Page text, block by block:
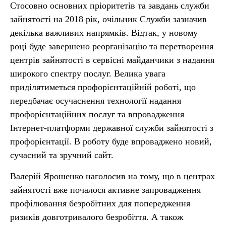
Стосовно основних пріоритетів та завдань служби
зайнятості на 2018 рік, очільник Служби зазначив
декілька важливих напрямків. Відтак, у новому
році буде завершено реорганізацію та перетворення
центрів зайнятості в сервісні майданчики з надання
широкого спектру послуг. Велика увага
приділятиметься профорієнтаційній роботі, що
передбачає осучаснення технології надання
профорієнтаційних послуг та впровадження
Інтернет-платформи державної служби зайнятості з
профорієнтації. В роботу буде впроваджено новий,
сучасний та зручний сайт.
Валерій Ярошенко наголосив на тому, що в центрах
зайнятості вже почалося активне запровадження
профілювання безробітних для попередження
ризиків довготривалого безробіття. А також